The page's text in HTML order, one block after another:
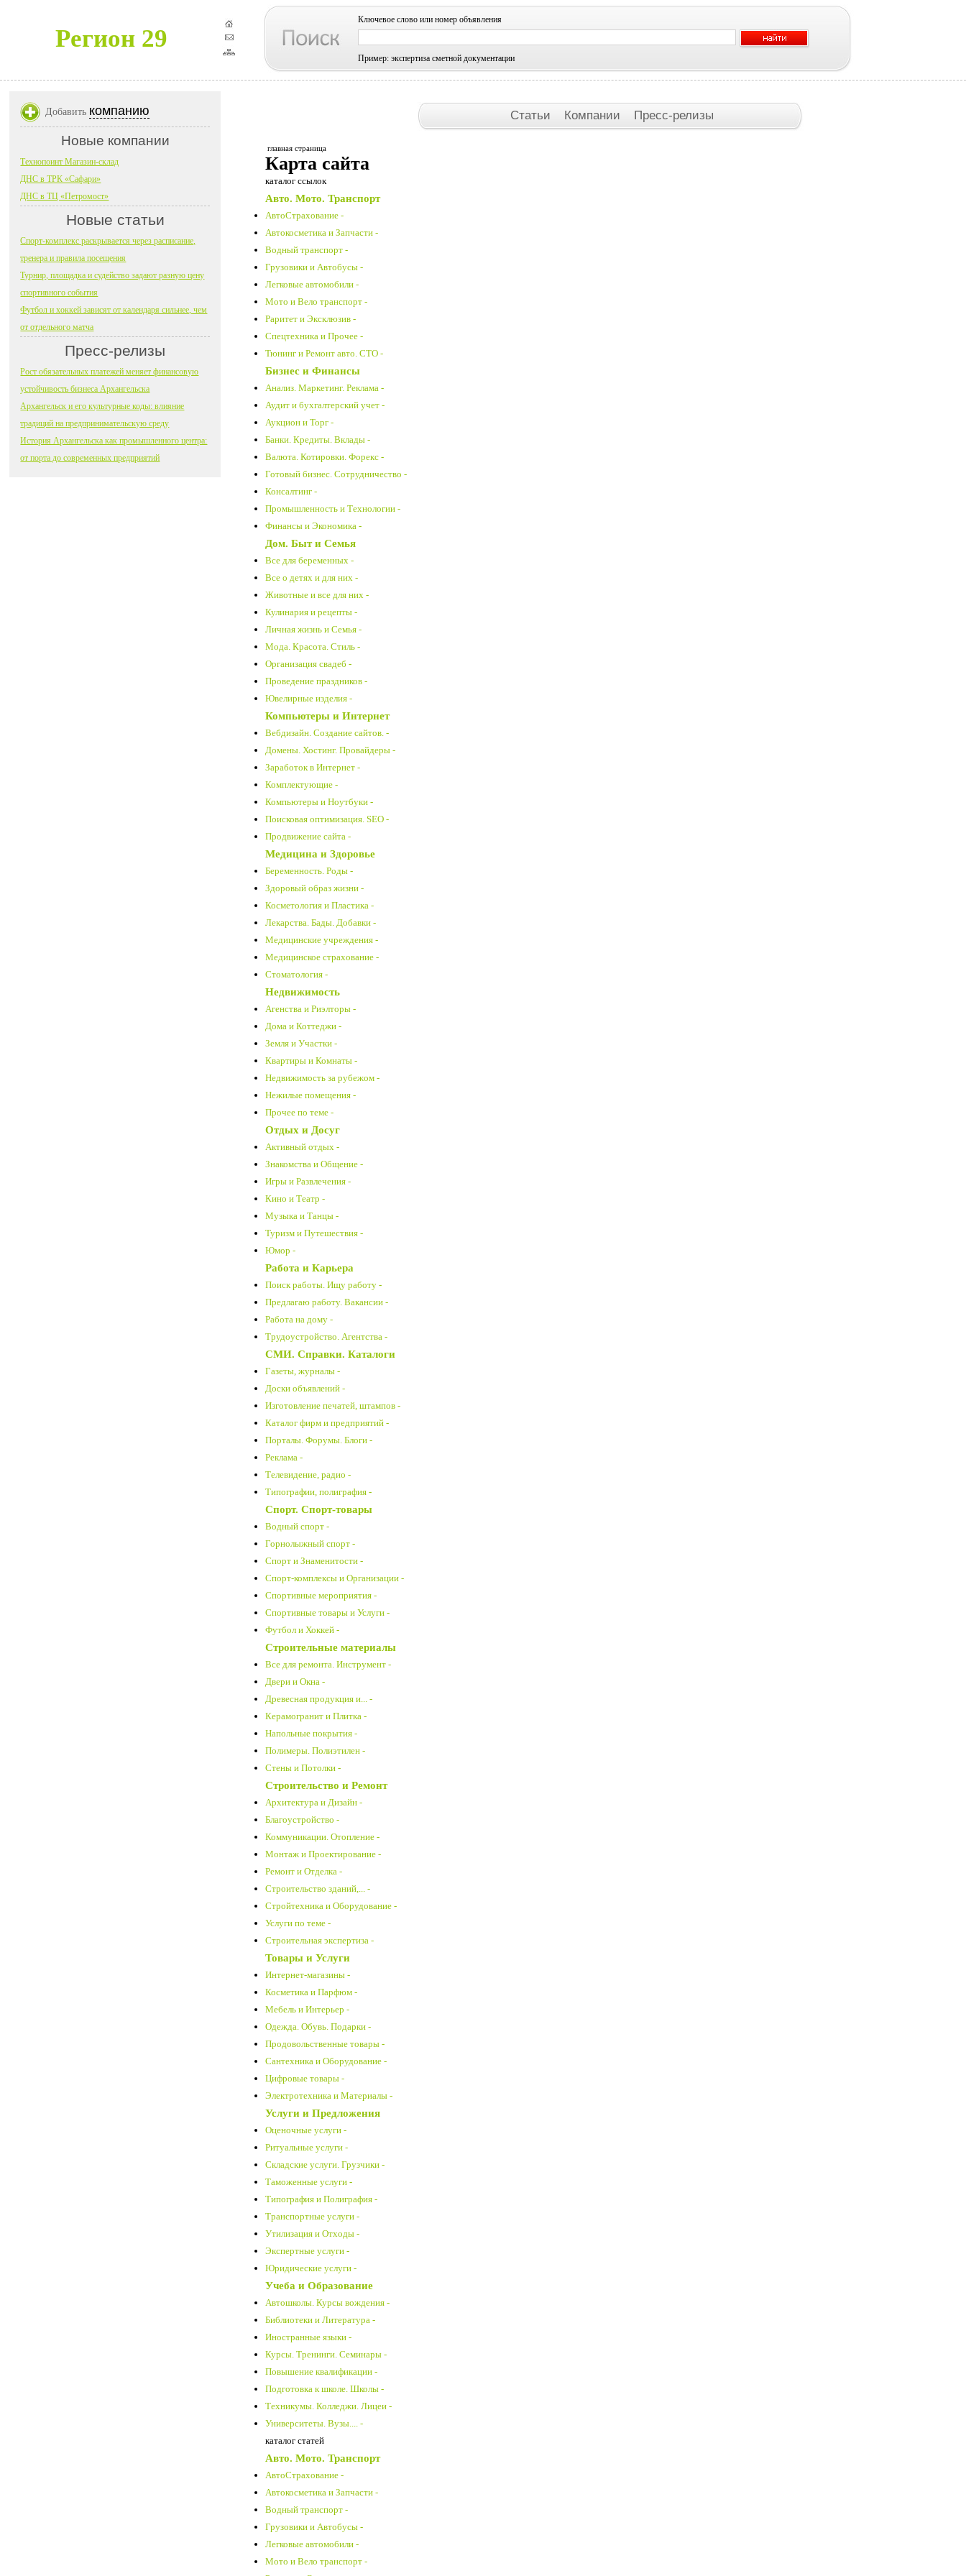
Регион 29
Ключевое слово или номер объявления
Пример: экспертиза сметной документации
Статьи Компании Пресс-релизы
главная страница
Карта сайта
каталог ссылок
Авто. Мото. Транспорт
АвтоСтрахование -
Автокосметика и Запчасти -
Водный транспорт -
Грузовики и Автобусы -
Легковые автомобили -
Мото и Вело транспорт -
Раритет и Эксклюзив -
Спецтехника и Прочее -
Тюнинг и Ремонт авто. СТО -
Бизнес и Финансы
Анализ. Маркетинг. Реклама -
Аудит и бухгалтерский учет -
Аукцион и Торг -
Банки. Кредиты. Вклады -
Валюта. Котировки. Форекс -
Готовый бизнес. Сотрудничество -
Консалтинг -
Промышленность и Технологии -
Финансы и Экономика -
Дом. Быт и Семья
Все для беременных -
Все о детях и для них -
Животные и все для них -
Кулинария и рецепты -
Личная жизнь и Семья -
Мода. Красота. Стиль -
Организация свадеб -
Проведение праздников -
Ювелирные изделия -
Компьютеры и Интернет
Вебдизайн. Создание сайтов. -
Домены. Хостинг. Провайдеры -
Заработок в Интернет -
Комплектующие -
Компьютеры и Ноутбуки -
Поисковая оптимизация. SEO -
Продвижение сайта -
Медицина и Здоровье
Беременность. Роды -
Здоровый образ жизни -
Косметология и Пластика -
Лекарства. Бады. Добавки -
Медицинские учреждения -
Медицинское страхование -
Стоматология -
Недвижимость
Агенства и Риэлторы -
Дома и Коттеджи -
Земля и Участки -
Квартиры и Комнаты -
Недвижимость за рубежом -
Нежилые помещения -
Прочее по теме -
Отдых и Досуг
Активный отдых -
Знакомства и Общение -
Игры и Развлечения -
Кино и Театр -
Музыка и Танцы -
Туризм и Путешествия -
Юмор -
Работа и Карьера
Поиск работы. Ищу работу -
Предлагаю работу. Вакансии -
Работа на дому -
Трудоустройство. Агентства -
СМИ. Справки. Каталоги
Газеты, журналы -
Доски объявлений -
Изготовление печатей, штампов -
Каталог фирм и предприятий -
Порталы. Форумы. Блоги -
Реклама -
Телевидение, радио -
Типографии, полиграфия -
Спорт. Спорт-товары
Водный спорт -
Горнолыжный спорт -
Спорт и Знаменитости -
Спорт-комплексы и Организации -
Спортивные мероприятия -
Спортивные товары и Услуги -
Футбол и Хоккей -
Строительные материалы
Все для ремонта. Инструмент -
Двери и Окна -
Древесная продукция и... -
Керамогранит и Плитка -
Напольные покрытия -
Полимеры. Полиэтилен -
Стены и Потолки -
Строительство и Ремонт
Архитектура и Дизайн -
Благоустройство -
Коммуникации. Отопление -
Монтаж и Проектирование -
Ремонт и Отделка -
Строительство зданий,... -
Стройтехника и Оборудование -
Услуги по теме -
Строительная экспертиза -
Товары и Услуги
Интернет-магазины -
Косметика и Парфюм -
Мебель и Интерьер -
Одежда. Обувь. Подарки -
Продовольственные товары -
Сантехника и Оборудование -
Цифровые товары -
Электротехника и Материалы -
Услуги и Предложения
Оценочные услуги -
Ритуальные услуги -
Складские услуги. Грузчики -
Таможенные услуги -
Типография и Полиграфия -
Транспортные услуги -
Утилизация и Отходы -
Экспертные услуги -
Юридические услуги -
Учеба и Образование
Автошколы. Курсы вождения -
Библиотеки и Литература -
Иностранные языки -
Курсы. Тренинги. Семинары -
Повышение квалификации -
Подготовка к школе. Школы -
Техникумы. Колледжи. Лицеи -
Университеты. Вузы.... -
каталог статей
Авто. Мото. Транспорт
АвтоСтрахование -
Автокосметика и Запчасти -
Водный транспорт -
Грузовики и Автобусы -
Легковые автомобили -
Мото и Вело транспорт -
Добавить компанию
Новые компании
Технопоинт Магазин-склад
ДНС в ТРК «Сафари»
ДНС в ТЦ «Петромост»
Новые статьи
Спорт-комплекс раскрывается через расписание,
тренера и правила посещения
Турнир, площадка и судейство задают разную цену
спортивного события
Футбол и хоккей зависят от календаря сильнее, чем
от отдельного матча
Пресс-релизы
Рост обязательных платежей меняет финансовую
устойчивость бизнеса Архангельска
Архангельск и его культурные коды: влияние
традиций на предпринимательскую среду
История Архангельска как промышленного центра:
от порта до современных предприятий